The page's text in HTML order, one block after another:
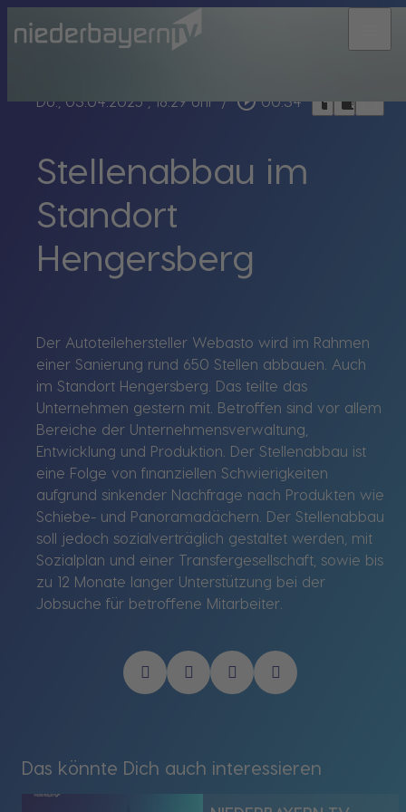
Do., 03.04.2025, 18:29 Uhr / play_circle_outline 00:34 headphoneschrome_reader_modebookmark_border
Stellenabbau im
Standort
Hengersberg
Der Autoteilehersteller Webasto wird im Rahmen
einer Sanierung rund 650 Stellen abbauen. Auch
im Standort Hengersberg. Das teilte das
Unternehmen gestern mit. Betroffen sind vor allem
Bereiche der Unternehmensverwaltung,
Entwicklung und Produktion. Der Stellenabbau ist
eine Folge von finanziellen Schwierigkeiten
aufgrund sinkender Nachfrage nach Produkten wie
Schiebe- und Panoramadächern. Der Stellenabbau
soll jedoch sozialverträglich gestaltet werden, mit
Sozialplan und einer Transfergesellschaft, sowie bis
zu 12 Monate langer Unterstützung bei der
Jobsuche für betroffene Mitarbeiter.
Das könnte Dich auch interessieren